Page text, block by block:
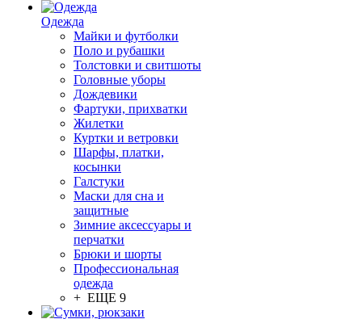
Одежда
Майки и футболки
Поло и рубашки
Толстовки и свитшоты
Головные уборы
Дождевики
Фартуки, прихватки
Жилетки
Куртки и ветровки
Шарфы, платки,
косынки
Галстуки
Маски для сна и
защитные
Зимние аксессуары и
перчатки
Брюки и шорты
Профессиональная
одежда
+ ЕЩЕ 9